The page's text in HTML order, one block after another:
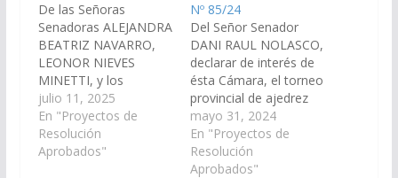
De las Señoras
Senadoras ALEJANDRA
BEATRIZ NAVARRO,
LEONOR NIEVES
MINETTI, y los
Señores Senadores
WALTER HERNAN
CRUZ, JAVIER
ALBERTO MONICO
julio 11, 2025
En "Proyectos de
Resolución
Aprobados"
Nº 85/24
Del Señor Senador
DANI RAUL NOLASCO,
declarar de interés de
ésta Cámara, el torneo
provincial de ajedrez
"Martin Miguel de
Güemes", organizado
por la Asociación de
Estudios
mayo 31, 2024
En "Proyectos de
Resolución
Aprobados"